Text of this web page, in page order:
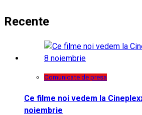
Recente
Comunicate de presa
Ce filme noi vedem la
noiembrie